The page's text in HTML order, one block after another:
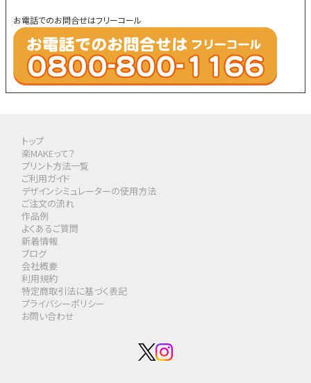
お電話でのお問合せはフリーコール
トップ
楽MAKEって？
プリント方法一覧
ご利用ガイド
デザインシミュレーターの使用方法
ご注文の流れ
作品例
よくあるご質問
新着情報
ブログ
会社概要
利用規約
特定商取引法に基づく表記
プライバシーポリシー
お問い合わせ